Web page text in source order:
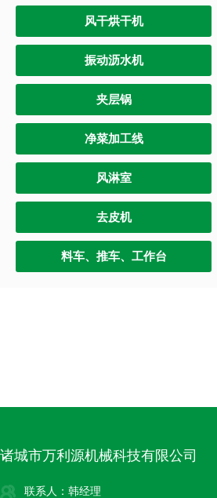
风干烘干机
振动沥水机
夹层锅
净菜加工线
风淋室
去皮机
料车、推车、工作台
诸城市万利源机械科技有限公司
联系人：韩经理